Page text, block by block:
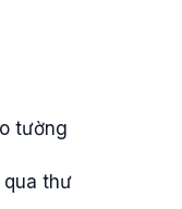
tường
qua thư